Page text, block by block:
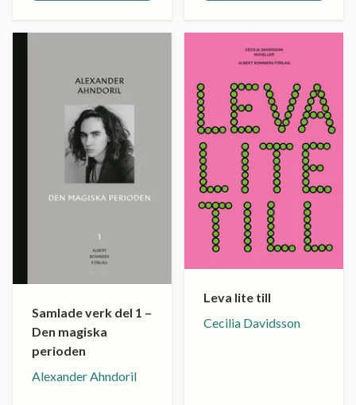
Samlade verk del 1 –
Den magiska
perioden
Alexander Ahndoril
Leva lite till
Cecilia Davidsson